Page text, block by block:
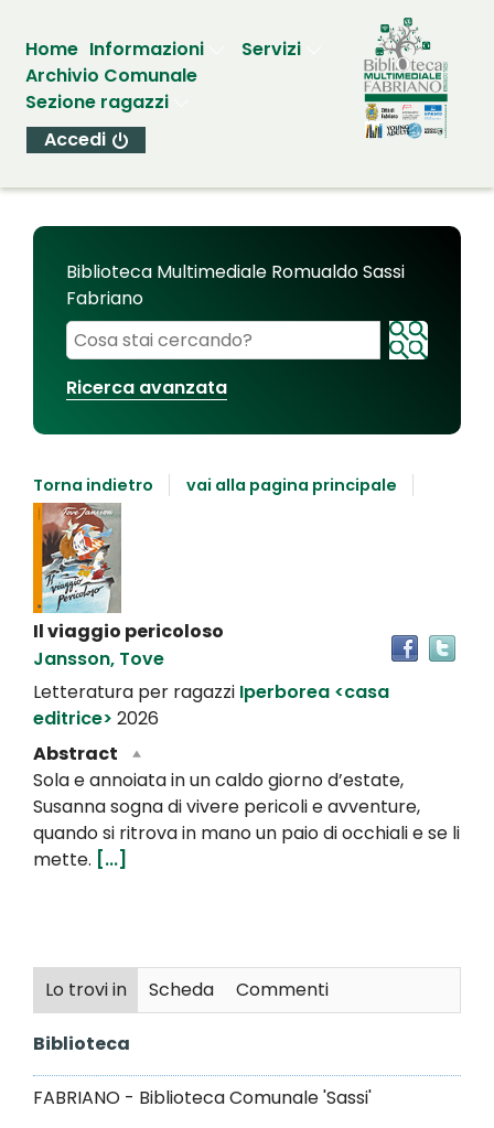
Home Informazioni
Servizi
Archivio Comunale
Sezione ragazzi
Accedi
Biblioteca Multimediale Romualdo Sassi
Fabriano
Cerca su "Biblioteca Multimediale Romualdo
Ricerca avanzata
Torna indietro vai alla pagina principale
Dettaglio
del
documento
Il viaggio pericoloso
Jansson, Tove
Letteratura per ragazzi Iperborea <casa
editrice> 2026
Abstract
Sola e annoiata in un caldo giorno d’estate,
Susanna sogna di vivere pericoli e avventure,
quando si ritrova in mano un paio di occhiali e se li
mette. [...]
Lo trovi in Scheda Commenti
Biblioteca
FABRIANO - Biblioteca Comunale 'Sassi'